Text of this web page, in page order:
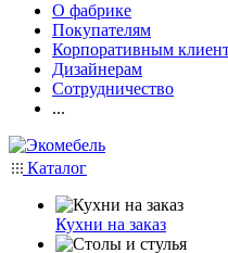
О фабрике
Покупателям
Корпоративным
Дизайнерам
Сотрудничество
...
Каталог
Кухни на заказ